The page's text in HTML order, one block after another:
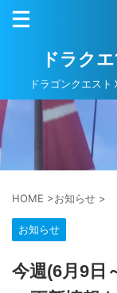
ドラク
ドラゴンクエス
HOME >お知らせ >
お知らせ
今週(6月9日